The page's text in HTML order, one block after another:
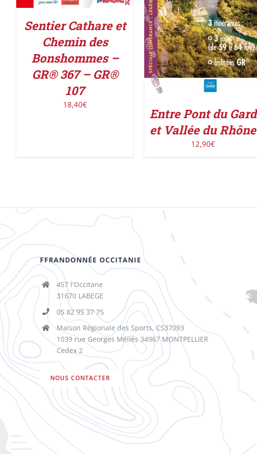
Sentier Cathare et
Chemin des
Bonshommes –
GR® 367 – GR®
107
18,40€
Entre Pont du Gard
et Vallée du Rhône
12,90€
FFRANDONNÉE OCCITANIE
457 l'Occitane
31670 LABEGE
05 82 95 37 75
Maison Régionale des Sports, CS37093
1039 rue Georges Méliès 34967 MONTPELLIER
Cedex 2
NOUS CONTACTER